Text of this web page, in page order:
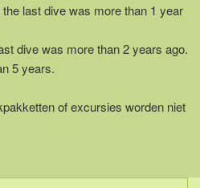
last dive was more than 1 year
dive was more than 2 years ago.
5 years.
of excursies worden niet